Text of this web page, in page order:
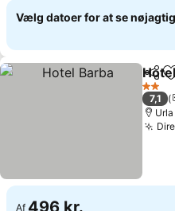
Vælg datoer for at se
Del
2
7,1
Urla
Af 496 kr.